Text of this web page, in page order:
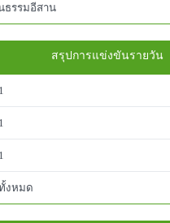
ธรรมอีสาน
สรุปการแข่งขันรายวัน
งหมด